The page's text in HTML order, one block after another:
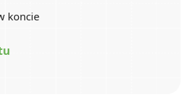
koncie